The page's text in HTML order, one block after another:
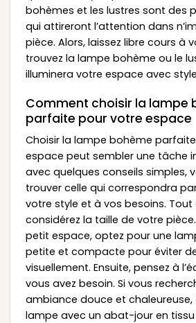
bohèmes et les lustres sont des
qui attireront l’attention dans
pièce. Alors, laissez libre cours à
trouvez la lampe bohème ou le
illuminera votre espace avec
Comment choisir la lampe
parfaite pour votre espace
Choisir la lampe bohème
espace peut sembler une tâche
avec quelques conseils simples,
trouver celle qui correspondra
votre style et à vos besoins. Tout
considérez la taille de votre
petit espace, optez pour une
petite et compacte pour éviter
visuellement. Ensuite, pensez à
vous avez besoin. Si vous
ambiance douce et chaleureuse,
lampe avec un abat-jour en